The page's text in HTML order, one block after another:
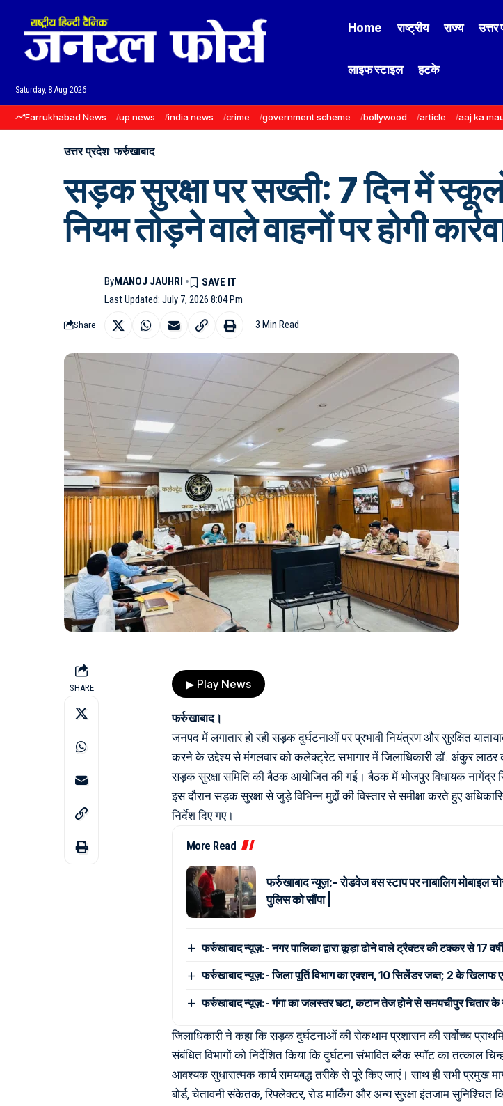
Saturday, 8 Aug 2026
Home राष्ट्रीय राज्य
लाइफ स्टाइल हटके
Farrukhabad News up news india news crime government scheme bollywood article aaj ka
उत्तर प्रदेश फर्रुखाबाद
सड़क सुरक्षा पर सख्ती: 7 दिन में
नियम तोड़ने वाले वाहनों पर होगी
Last Updated: July 7, 2026 8:04 Pm
ByMANOJ JAUHRI
Share 3 Min Read
SHARE ▶ Play News
फर्रुखाबाद।
जनपद में लगातार हो रही सड़क दुर्घटनाओं पर प्रभावी नियंत्रण और सुरक्षित
करने के उद्देश्य से मंगलवार को कलेक्ट्रेट सभागार में जिलाधिकारी डॉ. अंकुर लाठर
सड़क सुरक्षा समिति की बैठक आयोजित की गई। बैठक में भोजपुर विधायक नागेंद्र
इस दौरान सड़क सुरक्षा से जुड़े विभिन्न मुद्दों की विस्तार से समीक्षा करते हुए
निर्देश दिए गए।
More Read
फर्रुखाबाद न्यूज़:- रोडवेज बस स्टाप पर नाबालिग मोबाइल
पुलिस को सौंपा |
फर्रुखाबाद न्यूज़:- नगर पालिका द्वारा कूड़ा ढोने वाले ट्रैक्टर की टक्कर से 17
फर्रुखाबाद न्यूज़:- जिला पूर्ति विभाग का एक्शन, 10 सिलेंडर जब्त; 2 के खिलाफ
फर्रुखाबाद न्यूज़:- गंगा का जलस्तर घटा, कटान तेज होने से समयचीपुर चितार के
जिलाधिकारी ने कहा कि सड़क दुर्घटनाओं की रोकथाम प्रशासन की सर्वोच्च
संबंधित विभागों को निर्देशित किया कि दुर्घटना संभावित ब्लैक स्पॉट का तत्काल
आवश्यक सुधारात्मक कार्य समयबद्ध तरीके से पूरे किए जाएं। साथ ही सभी प्रमुख
बोर्ड, चेतावनी संकेतक, रिफ्लेक्टर, रोड मार्किंग और अन्य सुरक्षा इंतजाम सुनिश्चित